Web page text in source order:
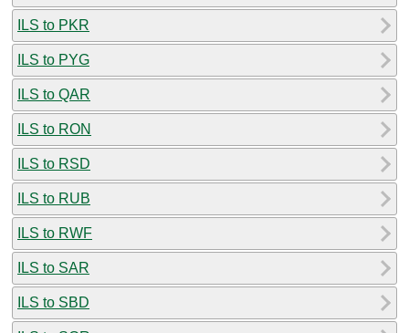
ILS to PKR
ILS to PYG
ILS to QAR
ILS to RON
ILS to RSD
ILS to RUB
ILS to RWF
ILS to SAR
ILS to SBD